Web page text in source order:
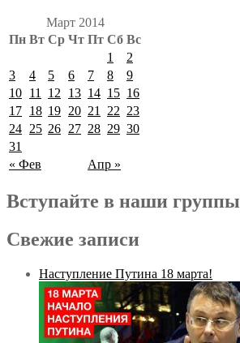
Март 2014
Пн Вт Ср Чт Пт Сб Вс
« Фев Апр »
1
2
3
4 5 6 7 8
9
10 11 12 13 14 15 16
17 18 19 20 21 22 23
24 25 26 27 28 29 30
31
Вступайте в наши группы
Свежие записи
Наступление Путина 18 марта!